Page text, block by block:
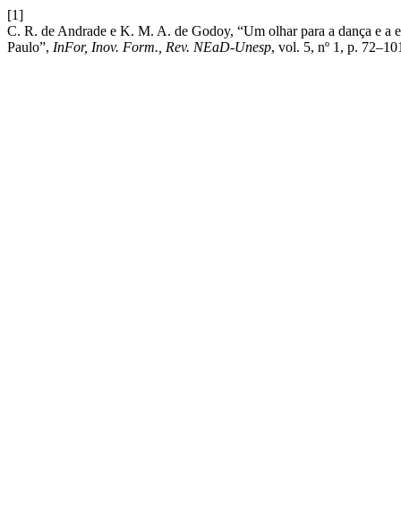
[1]
C. R. de Andrade e K. M. A. de Godoy, “Um olhar para a dança e a
Paulo”, InFor, Inov. Form., Rev. NEaD-Unesp, vol. 5, nº 1, p.